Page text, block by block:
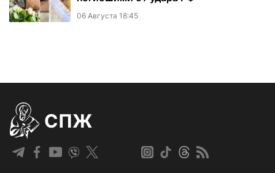
06 Августа 18:45
СПЖ